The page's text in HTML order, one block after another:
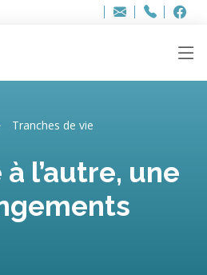
Adresse
info..hâthe..
Tel.
Tel.
Tranches de vie
à l’autre, une